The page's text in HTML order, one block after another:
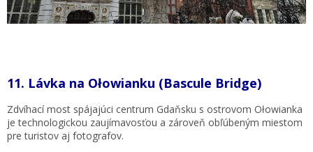
11. Lávka na Ołowianku (Bascule Bridge)
Zdvíhací most spájajúci centrum Gdaňsku s ostrovom Ołowianka
je technologickou zaujímavosťou a zároveň obľúbeným miestom
pre turistov aj fotografov.